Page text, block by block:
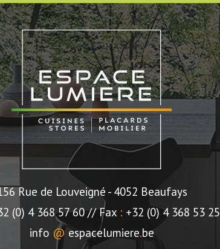
Rue de Louveigné - 4052 Beaufays
(0) 4 368 57 60 // Fax : +32 (0) 4 368 53 25
info @ espacelumiere.be